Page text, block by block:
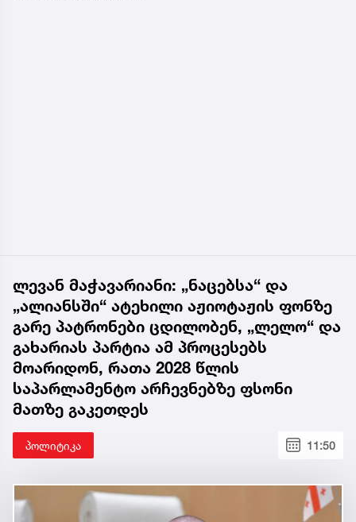
ლევან მაჭავარიანი: „ნაცებსა“ და
„ალიანსში“ ატეხილი აჟიოტაჟის ფონზე
გარე პატრონები ცდილობენ, „ლელო“ და
გახარიას პარტია ამ პროცესებს
მოარიდონ, რათა 2028 წლის
საპარლამენტო არჩევნებზე ფსონი
მათზე გაკეთდეს
პოლიტიკა 11:50